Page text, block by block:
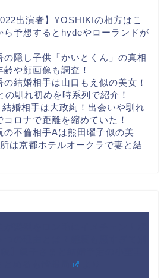
出演者】YOSHIKIの相方はこ
ら予想するとhydeやローランドが
の隠し子供「かいとくん」の真相
や顔画像も調査！
の結婚相手は山口もえ似の美女！
の馴れ初めを時系列で紹介！
婚相手は大政絢！出会いや馴れ
ロナで距離を縮めていた！
の不倫相手Aは熊田曜子似の美
は京都ホテルオークラで妻と結
より